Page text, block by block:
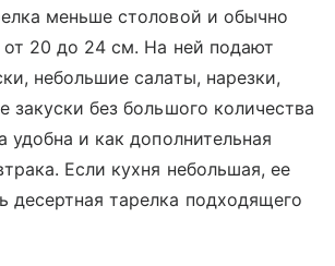
меньше столовой и обычно
20 до 24 см. На ней подают
небольшие салаты, нарезки,
закуски без большого количества
удобна и как дополнительная
Если кухня небольшая, ее
десертная тарелка подходящего